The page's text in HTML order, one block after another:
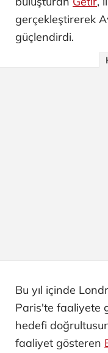
gerçekleştirerek
güçlendirdi.
Bu yıl içinde
Paris'te faaliyete
hedefi
faaliyet gösteren